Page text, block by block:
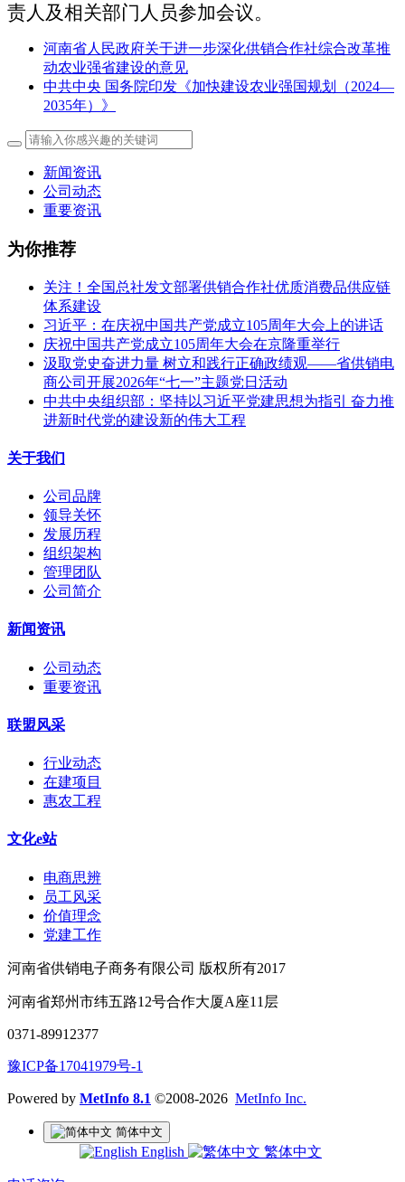
责人及相关部门人员参加会议。
河南省人民政府关于进一步深化供销合作社综合改革推
动农业强省建设的意见
中共中央 国务院印发《加快建设农业强国规划（2024—
2035年）》
新闻资讯
公司动态
重要资讯
为你推荐
关注！全国总社发文部署供销合作社优质消费品供应链
体系建设
习近平：在庆祝中国共产党成立105周年大会上的讲话
庆祝中国共产党成立105周年大会在京隆重举行
汲取党史奋进力量 树立和践行正确政绩观——省供销电
商公司开展2026年“七一”主题党日活动
中共中央组织部：坚持以习近平党建思想为指引 奋力推
进新时代党的建设新的伟大工程
关于我们
公司品牌
领导关怀
发展历程
组织架构
管理团队
公司简介
新闻资讯
公司动态
重要资讯
联盟风采
行业动态
在建项目
惠农工程
文化e站
电商思辨
员工风采
价值理念
党建工作
河南省供销电子商务有限公司 版权所有2017
河南省郑州市纬五路12号合作大厦A座11层
0371-89912377
豫ICP备17041979号-1
Powered by MetInfo 8.1 ©2008-2026 MetInfo Inc.
简体中文
English 繁体中文